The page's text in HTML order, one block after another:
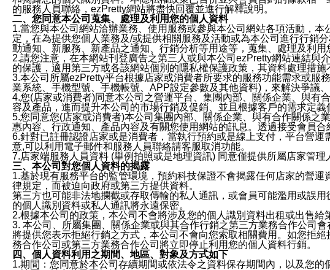
的服務人員聯絡，ezPretty網站將盡快回覆並進行解釋說明。
二、您同意本公司蒐集、處理及利用您的個人資料
1.當您與本公司網站洽辦業務、使用服務或參與本公司網站各項活動，
定，在為提供您個人業務及/或提供相關服務及活動或為本公司進行行銷
動通知、新服務、新產品之通知、行銷分析等用途等，蒐集、處理及利用
2.請您注意，在本網站刊登廣告之第三人或與本公司ezPretty網站連結
的保護，適用第三方或各該網站個別的隱私權保護政策，其資料處理措
3.本公司所屬ezPretty平台根據店家或消費者所要求的服務功能需求或
業系統、手機型號、手機帳號、APP設定參數及其他資料)，來解決爭議
4.您(店家或消費者)同意本公司之營運平台、集團內部、關係企業、與
容及產品，進而提升本公司的市場行銷及促銷、並且根據客戶的需求定
5.您同意您(店家或消費者)本公司集團內部、關係企業、與有合作關係
惠內容、行政通知、產品內容及有關您使用網站的訊息。透過接受會員
6.針對已註冊認證店家或是消費者，當執行預約或是線上支付，平台營
意,可以利用電子郵件和服務人員聯絡請客服取消功能。
7.店家端服務人員資料 (舉例拍照或是地理資訊) 同意僅提供所屬店家管
三、本公司對您個人資料的揭露
1.基於現有服務平台的監管環境，預約科技保證不會揭露任何店家的營
律規定，而被迫向政府或第三方提供資料。
第三方也可能非法地攔截或存取傳輸的私人通訊，或會員可能濫用或誤
的個人識別資料或私人通訊將永遠保密。
2.根據本公司的政策，本公司不會將涉及您的個人識別資料出租或出售給
3. 本公司、所屬集團、關係企業或與其合作行銷之第三方業務合作公司
將提供您表示拒絕行銷之方式，本公司不會向您索取相關費用。如您拒
務合作公司或第三方業務合作公司將立即停止利用您的個人資料行銷。
四、個人資料利用之期間、地區、對象及方式如下
1.期間：您同意於本公司存續期間或依法令之資料保存期間內，以及您